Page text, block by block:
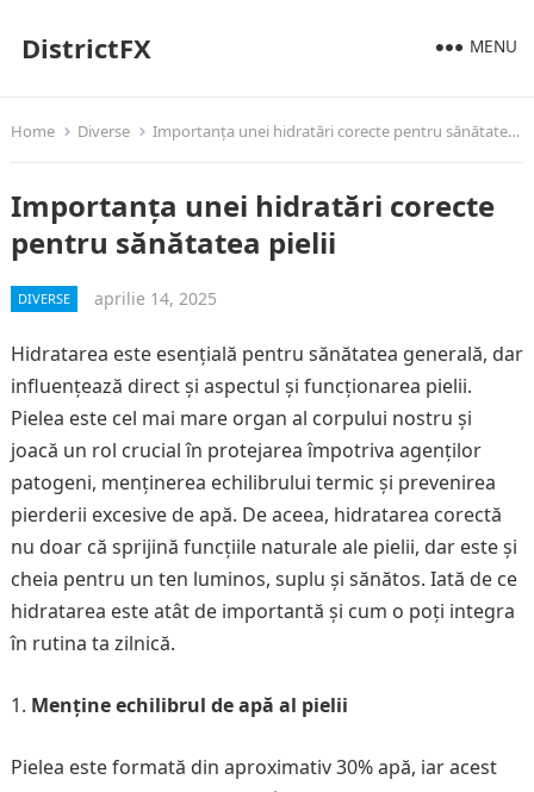
DistrictFX MENU
Home Diverse Importanța unei hidratări corecte pentru sănătatea pielii
Importanța unei hidratări corecte
pentru sănătatea pielii
DIVERSE aprilie 14, 2025
Hidratarea este esențială pentru sănătatea generală, dar
influențează direct și aspectul și funcționarea pielii.
Pielea este cel mai mare organ al corpului nostru și
joacă un rol crucial în protejarea împotriva agenților
patogeni, menținerea echilibrului termic și prevenirea
pierderii excesive de apă. De aceea, hidratarea corectă
nu doar că sprijină funcțiile naturale ale pielii, dar este și
cheia pentru un ten luminos, suplu și sănătos. Iată de ce
hidratarea este atât de importantă și cum o poți integra
în rutina ta zilnică.
Menține echilibrul de apă al pielii
Pielea este formată din aproximativ 30% apă, iar acest